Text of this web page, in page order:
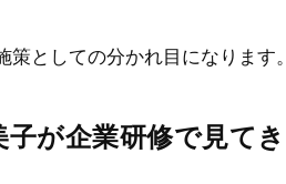
策としての分かれ目になります
子が企業研修で見て